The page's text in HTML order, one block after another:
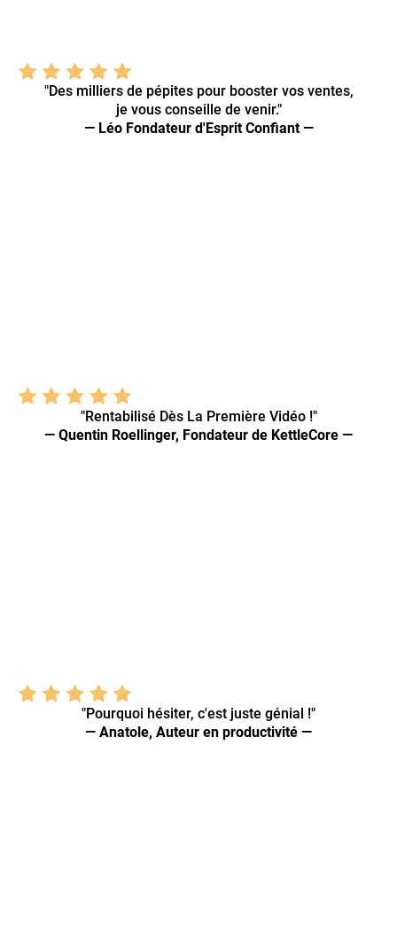
"Des milliers de pépites pour booster vos ventes,
je vous conseille de venir."
— Léo Fondateur d'Esprit Confiant —
"Rentabilisé Dès La Première Vidéo !"
— Quentin Roellinger, Fondateur de KettleCore —
"Pourquoi hésiter, c'est juste génial !"
— Anatole, Auteur en productivité —